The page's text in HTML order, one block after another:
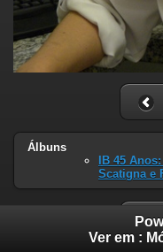
Álbuns
IB 45
Scatigna e
Ver em :